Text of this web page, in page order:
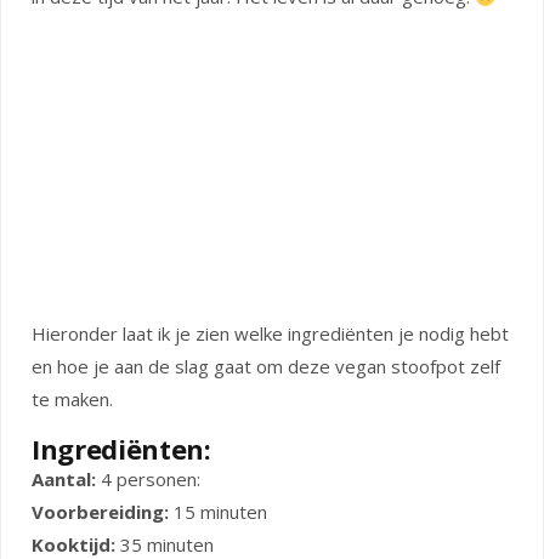
Hieronder laat ik je zien welke ingrediënten je nodig hebt
en hoe je aan de slag gaat om deze vegan stoofpot zelf
te maken.
Ingrediënten:
Aantal: 4 personen:
Voorbereiding: 15 minuten
Kooktijd: 35 minuten